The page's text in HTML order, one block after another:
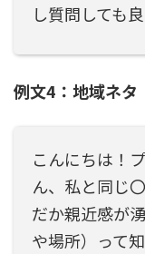
し質問しても
例文4：地域ネタ
こんにちは！
ん、私と同じ
だか親近感が
や場所）って